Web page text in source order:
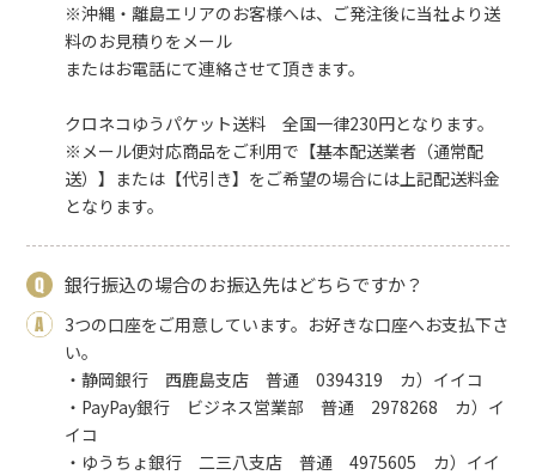
※沖縄・離島エリアのお客様へは、ご発注後に当社より送
料のお見積りをメール
またはお電話にて連絡させて頂きます。
クロネコゆうパケット送料 全国一律230円となります。
※メール便対応商品をご利用で【基本配送業者（通常配
送）】または【代引き】をご希望の場合には上記配送料金
となります。
銀行振込の場合のお振込先はどちらですか？
3つの口座をご用意しています。お好きな口座へお支払下さ
い。
・静岡銀行 西鹿島支店 普通 0394319 カ）イイコ
・PayPay銀行 ビジネス営業部 普通 2978268 カ）イ
イコ
・ゆうちょ銀行 二三八支店 普通 4975605 カ）イイ